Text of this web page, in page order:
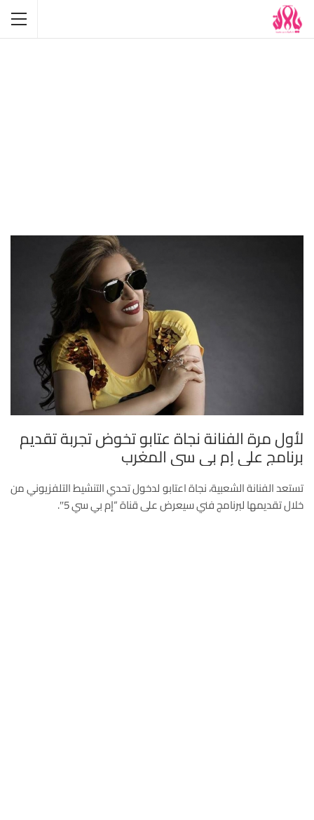
لأول مرة الفنانة نجاة عتابو تخوض تجربة تقديم
برنامج على إم بي سي المغرب
تستعد الفنانة الشعبية، نجاة اعتابو لدخول تحدي التنشيط التلفزيوني من
خلال تقديمها لبرنامج فني سيعرض على قناة “إم بي سي 5″.